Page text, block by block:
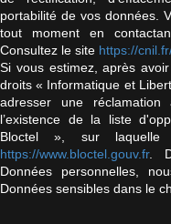
portabilité de vos données.
tout moment en
Consultez le site https://
Si vous estimez, après
droits « Informatique et
adresser une
l’existence de la liste
Bloctel », sur
https://www.bloctel.gouv.fr.
Données personnelles,
Données sensibles dans le